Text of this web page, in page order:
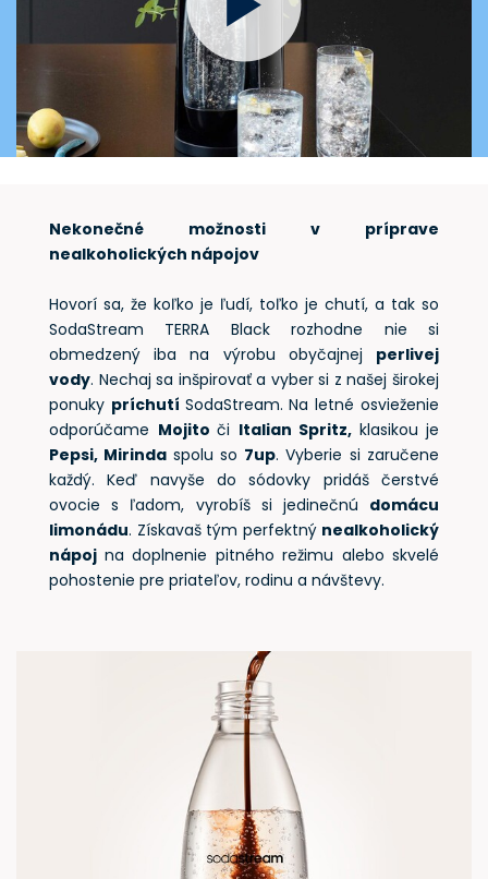
Nekonečné možnosti v príprave
nealkoholických nápojov
Hovorí sa, že koľko je ľudí, toľko je chutí, a tak so
SodaStream TERRA Black rozhodne nie si
obmedzený iba na výrobu obyčajnej perlivej
vody. Nechaj sa inšpirovať a vyber si z našej širokej
ponuky príchutí SodaStream. Na letné osvieženie
odporúčame Mojito či Italian Spritz, klasikou je
Pepsi, Mirinda spolu so 7up. Vyberie si zaručene
každý. Keď navyše do sódovky pridáš čerstvé
ovocie s ľadom, vyrobíš si jedinečnú domácu
limonádu. Získavaš tým perfektný nealkoholický
nápoj na doplnenie pitného režimu alebo skvelé
pohostenie pre priateľov, rodinu a návštevy.